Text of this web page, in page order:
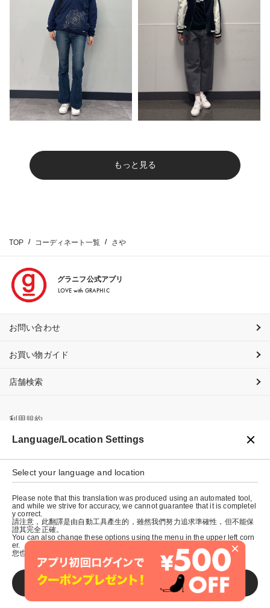
もっと見る
TOP コーディネート一覧 さや
グラニフ公式アプリ
LOVE with GRAPHIC
お問い合わせ
お買い物ガイド
店舗検索
利用規約
プライバシーポリシー
特定商取引法に基づく表示
会社概要
×
Language/Location Settings
Select your language and location
Please note that this translation was produced using an automated tool,
and while we strive for accuracy, we cannot guarantee that it is completel
y correct.
請注意，此翻譯是由自動工具產生的，雖然我們努力追求準確性，但不能保
證其完全正確。
You can also change these options using the menu in the upper left corn
er.
您也可以使用左上角的選單來更改這些選項。
SAVE